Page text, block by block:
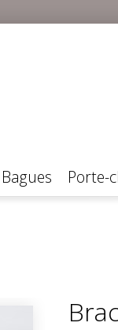
Bagues Porte-